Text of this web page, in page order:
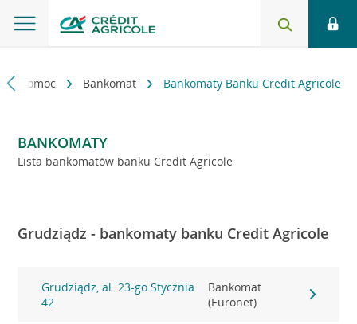
i pomoc Bankomat Bankomaty Banku Credit Agricole
BANKOMATY
Lista bankomatów banku Credit Agricole
Grudziądz - bankomaty banku Credit Agricole
Grudziądz, al. 23-go Stycznia
42
Bankomat
(Euronet)